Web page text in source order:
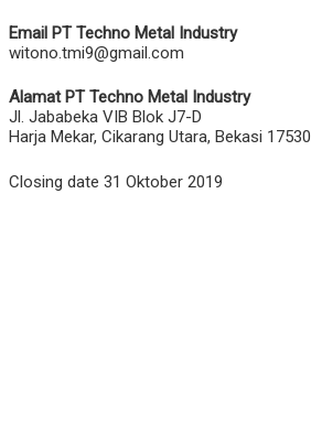
Email PT Techno Metal Industry
witono.tmi9@gmail.com
Alamat PT Techno Metal Industry
Jl. Jababeka VIB Blok J7-D
Harja Mekar, Cikarang Utara, Bekasi 17530
Closing date 31 Oktober 2019